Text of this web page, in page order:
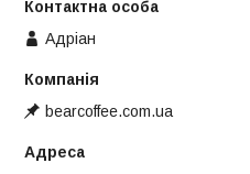
Адріан
bearcoffee.com.ua